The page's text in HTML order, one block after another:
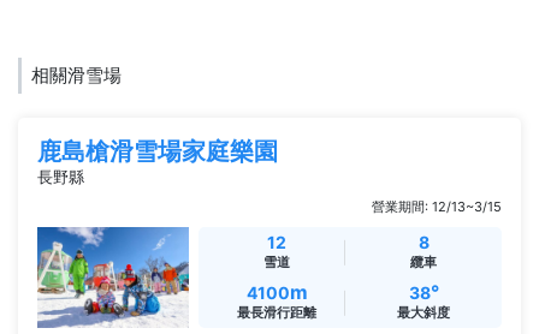
相關滑雪場
鹿島槍滑雪場家庭樂園
長野縣
營業期間: 12/13~3/15
12
雪道
8
纜車
4100m
最長滑行距離
38°
最大斜度